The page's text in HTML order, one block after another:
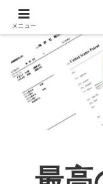
メニュー